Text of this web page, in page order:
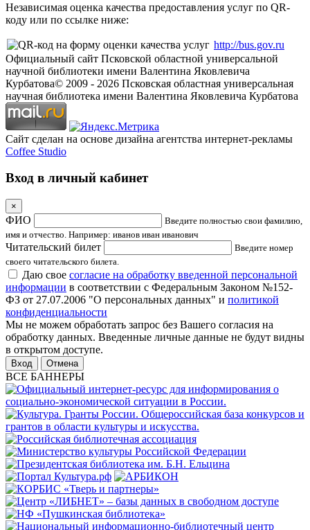
Независимая оценка качества предоставления услуг по QR-
коду или по ссылке ниже:
http://bus.gov.ru
Официальный сайт Псковской областной универсальной
научной библиотеки имени Валентина Яковлевича
Курбатова© 2009 - 2026 Псковская областная универсальная
научная библиотека имени Валентина Яковлевича Курбатова
Сайт сделан на основе дизайна агентства интернет-рекламы
Coffee Studio
Вход в личный кабинет
×
ФИО
Введите полностью свои фамилию,
имя и отчество. Например: иванов иван иванович
Читательский билет
Введите номер
своего читательского билета.
Даю свое согласие на обработку введенной персональной
информации в соответствии с Федеральным Законом №152-
ФЗ от 27.07.2006 "О персональных данных" и политикой
конфиденциальности
Мы не можем обработать запрос без Вашего согласия на
обработку данных. Введенные личные данные не будут видны
в открытом доступе.
Отмена
ВСЕ БАННЕРЫ